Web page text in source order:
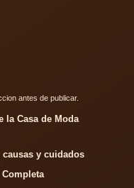
antes de publicar.
la Casa de Moda
y cuidados